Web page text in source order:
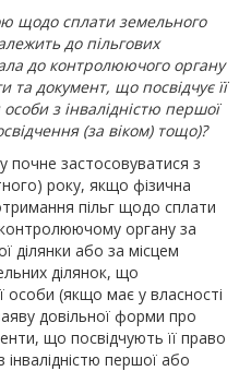
щодо сплати земельного
до пільгових
до контролюючого органу
та документ, що посвідчує її
з інвалідністю першої
(за віком) тощо)?
почне застосовуватися з
року, якщо фізична
пільг щодо сплати
органу за
ділянки або за місцем
ділянок, що
особи (якщо має у власності
довільної форми про
що посвідчують її право
інвалідністю першої або